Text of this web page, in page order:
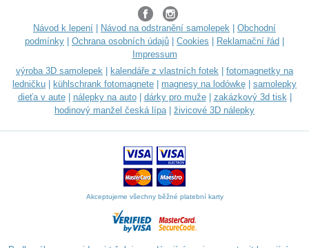
Návod k lepení Návod na odstranění samolepek
Obchodní
podmínky
Ochrana osobních údajů Cookies Reklamační řád
Impressum
výroba 3D samolepek
kalendáře z vlastních fotek
fotomagnetky na
ledničku
kühlschrank fotomagnete magnesy na lodówkę
samolepky
dieťa v aute| nálepky na auto| dárky pro muže| zakázkový 3d tisk|
hodinový manžel česká lípa| živicové 3D nálepky
Akceptujeme všechny běžné platební karty